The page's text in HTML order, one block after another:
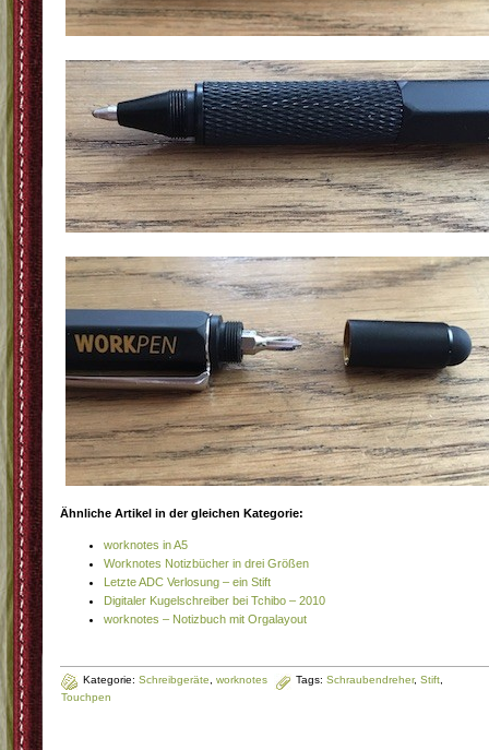
Ähnliche Artikel in der gleichen Kategorie:
worknotes in A5
Worknotes Notizbücher in drei Größen
Letzte ADC Verlosung – ein Stift
Digitaler Kugelschreiber bei Tchibo – 2010
worknotes – Notizbuch mit Orgalayout
Kategorie: Schreibgeräte worknotes Tags: Schraubendreher, Stift
Touchpen